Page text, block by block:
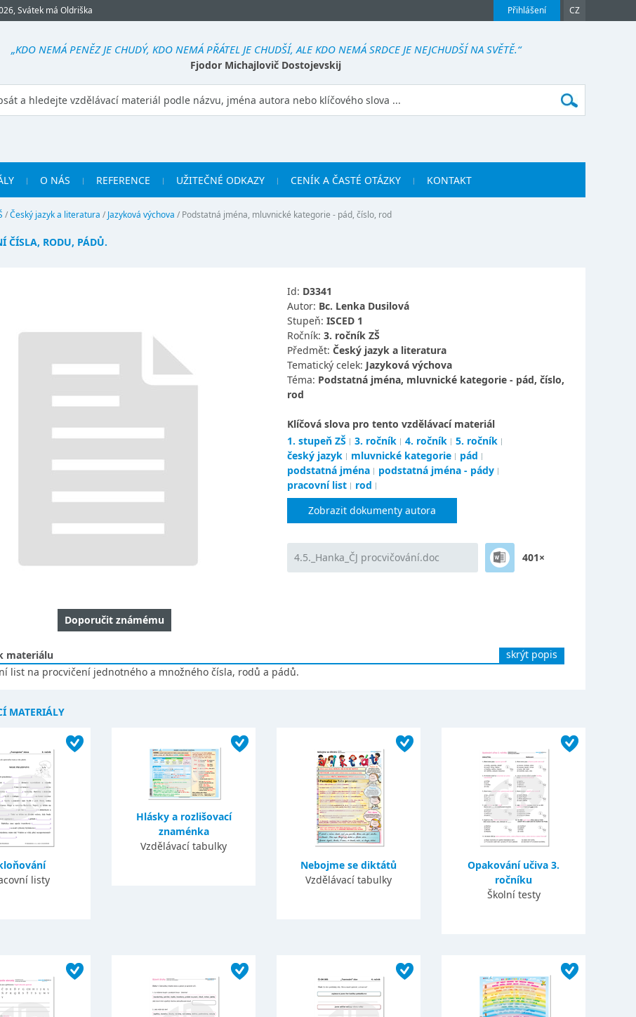
Přihlášení CZ
Svátek má Oldriška
„KDO NEMÁ PENĚZ JE CHUDÝ, KDO NEMÁ PŘÁTEL JE CHUDŠÍ, ALE KDO NEMÁ SRDCE JE NEJCHUDŠÍ NA SVĚTĚ.“
Fjodor Michajlovič Dostojevskij
O NÁS REFERENCE UŽITEČNÉ ODKAZY CENÍK A ČASTÉ OTÁZKY KONTAKT
/Český jazyk a literatura / Jazyková výchova / Podstatná jména, mluvnické kategorie - pád, číslo, rod
ČÍSLA, RODU, PÁDŮ.
Doporučit známému
Id: D3341
Autor: Bc. Lenka Dusilová
Stupeň: ISCED 1
Ročník: 3. ročník ZŠ
Předmět: Český jazyk a literatura
Tematický celek: Jazyková výchova
Téma: Podstatná jména, mluvnické kategorie - pád, číslo,
rod
Klíčová slova pro tento vzdělávací materiál
1. stupeň ZŠ
3. ročník 4. ročník
5. ročník
český jazyk
mluvnické kategorie
pád
podstatná jména
podstatná jména - pády
pracovní list
rod
Zobrazit dokumenty autora
4.5._Hanka_ČJ procvičování.doc 401×
materiálu
skrýt popis
list na procvičení jednotného a množného čísla, rodů a pádů.
MATERIÁLY
listy
Hlásky a rozlišovací
znaménka
Vzdělávací tabulky
Nebojme se diktátů
Vzdělávací tabulky
Opakování učiva 3.
ročníku
Školní testy